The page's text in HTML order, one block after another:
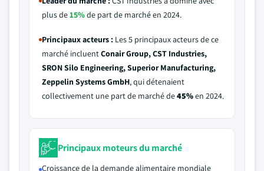
plus de15%de part de marché en 2024.
Principaux acteurs : Les 5 principaux acteurs de ce
marché incluentConair Group, CST Industries,
SRON Silo Engineering, Superior Manufacturing,
Zeppelin Systems GmbH, qui détenaient
collectivement une part de marché de45%en 2024.
Principaux moteurs du marché
Croissance de la demande alimentaire mondiale